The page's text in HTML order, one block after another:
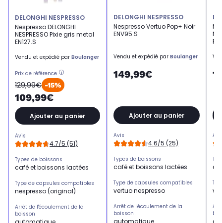
DELONGHI NESPRESSO
Nespresso DELONGHI
NESPRESSO Pixie gris metal
EN127.S
Vendu et expédié par Boulanger
Prix de référence
129,99€ -15%
109,99€
Ajouter au panier
Avis
4.7/5 (51)
Types de boissons
café et boissons lactées
Type de capsules compatibles
nespresso (original)
Arrêt de l'écoulement de la
boisson
DELONGHI NESPRESSO
Nespresso Vertuo Pop+ Noir
ENV95.S
Vendu et expédié par Boulanger
149,99€
Ajouter au panier
Avis
4.6/5 (25)
Types de boissons
café et boissons lactées
Type de capsules compatibles
vertuo nespresso
Arrêt de l'écoulement de la
boisson